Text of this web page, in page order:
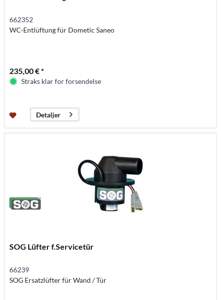
662352
WC-Entlüftung für Dometic Saneo
235,00 € *
Straks klar for forsendelse
Detaljer
SOG Lüfter f.Servicetür
66239
SOG Ersatzlüfter für Wand / Tür